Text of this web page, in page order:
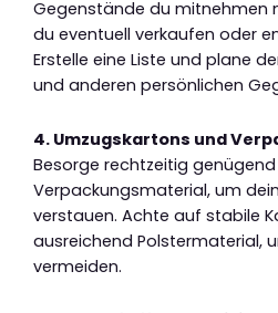
Gegenstände du mitnehmen
du eventuell verkaufen oder
Erstelle eine Liste und plane
und anderen persönlichen
4. Umzugskartons und
Besorge rechtzeitig
Verpackungsmaterial, um
verstauen. Achte auf stabile
ausreichend Polstermaterial,
vermeiden.